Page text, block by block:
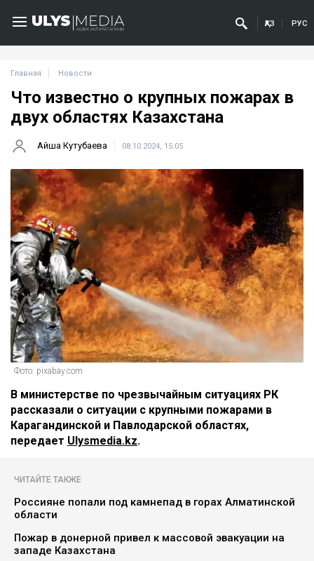
ҚАЗ РУС
Главная Новости
Что известно о крупных пожарах в
двух областях Казахстана
Айша Кутубаева 08.10.2024, 15:05
Фото: pixabay.com
В министерстве по чрезвычайным ситуациях РК
рассказали о ситуации с крупными пожарами в
Карагандинской и Павлодарской областях,
передает Ulysmedia.kz.
ЧИТАЙТЕ ТАКЖЕ
Россияне попали под камнепад в горах Алматинской
области
Пожар в донерной привел к массовой эвакуации на
западе Казахстана